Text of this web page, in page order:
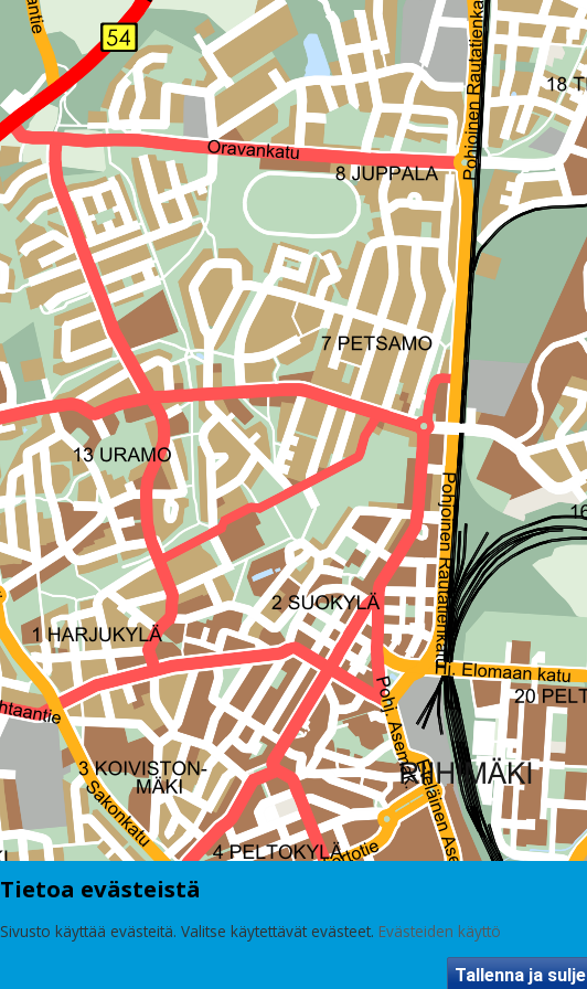
Tietoa evästeistä
Sivusto käyttää evästeitä. Valitse käytettävät evästeet. Evästeiden käyttö
Tallenna ja sulje